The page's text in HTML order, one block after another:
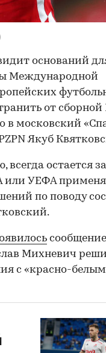
оснований
Международной
от
московский
Якуб
всегда остается за
или УЕФА
по поводу
Михневич
с «красно-